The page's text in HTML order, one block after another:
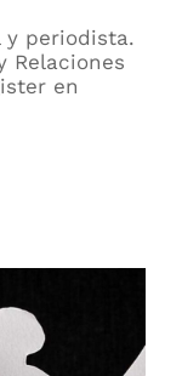
y periodista.
Relaciones
en